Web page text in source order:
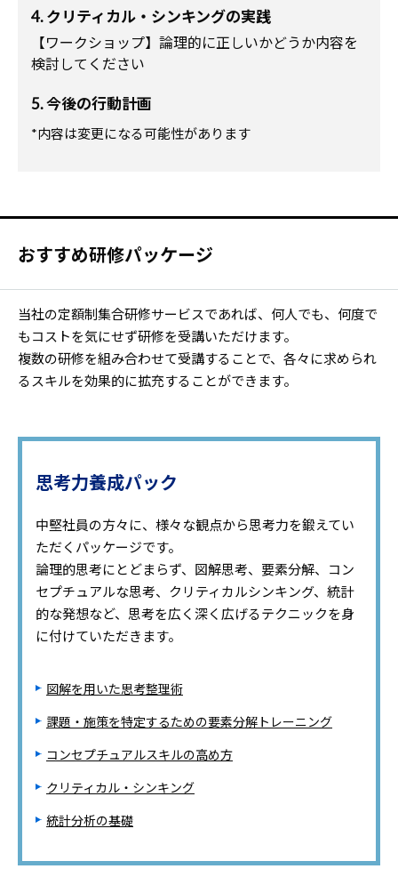
4. クリティカル・シンキングの実践
【ワークショップ】論理的に正しいかどうか内容を
検討してください
5. 今後の行動計画
*内容は変更になる可能性があります
おすすめ研修パッケージ
当社の定額制集合研修サービスであれば、何人でも、何度で
もコストを気にせず研修を受講いただけます。
複数の研修を組み合わせて受講することで、各々に求められ
るスキルを効果的に拡充することができます。
思考力養成パック
中堅社員の方々に、様々な観点から思考力を鍛えてい
ただくパッケージです。
論理的思考にとどまらず、図解思考、要素分解、コン
セプチュアルな思考、クリティカルシンキング、統計
的な発想など、思考を広く深く広げるテクニックを身
に付けていただきます。
図解を用いた思考整理術
課題・施策を特定するための要素分解トレーニング
コンセプチュアルスキルの高め方
クリティカル・シンキング
統計分析の基礎